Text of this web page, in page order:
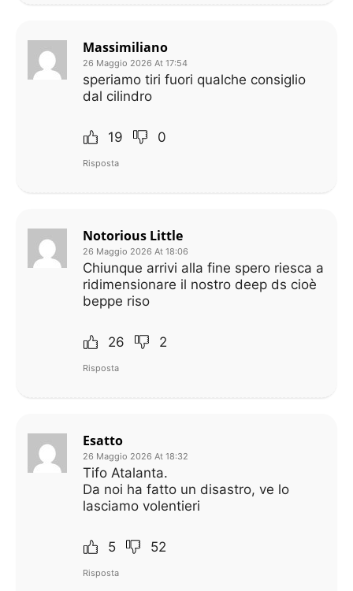
Massimiliano
26 Maggio 2026 At 17:54
speriamo tiri fuori qualche consiglio
dal cilindro
19 0
Risposta
Notorious Little
26 Maggio 2026 At 18:06
Chiunque arrivi alla fine spero riesca a
ridimensionare il nostro deep ds cioè
beppe riso
26 2
Risposta
Esatto
26 Maggio 2026 At 18:32
Tifo Atalanta.
Da noi ha fatto un disastro, ve lo
lasciamo volentieri
5 52
Risposta